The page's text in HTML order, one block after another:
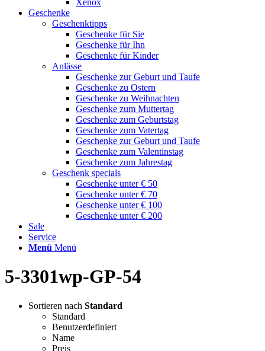
Xenox
Geschenke
Geschenktipps
Geschenke für Sie
Geschenke für Ihn
Geschenke für Kinder
Anlässe
Geschenke zur Geburt und Taufe
Geschenke zu Ostern
Geschenke zu Weihnachten
Geschenke zum Muttertag
Geschenke zum Geburtstag
Geschenke zum Vatertag
Geschenke zur Geburt und Taufe
Geschenke zum Valentinstag
Geschenke zum Jahrestag
Geschenk specials
Geschenke unter € 50
Geschenke unter € 70
Geschenke unter € 100
Geschenke unter € 200
Sale
Service
Menü Menü
5-3301wp-GP-54
Sortieren nach Standard
Standard
Benutzerdefiniert
Name
Preis